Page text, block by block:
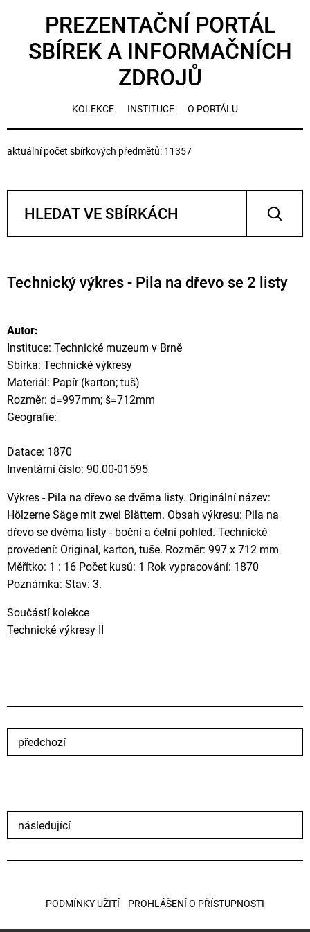
PREZENTAČNÍ PORTÁL
SBÍREK A INFORMAČNÍCH
ZDROJŮ
KOLEKCE INSTITUCE O PORTÁLU
aktuální počet sbírkových předmětů: 11357
Technický výkres - Pila na dřevo se 2 listy
Autor:
Instituce: Technické muzeum v Brně
Sbírka: Technické výkresy
Materiál: Papír (karton; tuš)
Rozměr: d=997mm; š=712mm
Geografie:
Datace: 1870
Inventární číslo: 90.00-01595
Výkres - Pila na dřevo se dvěma listy. Originální název:
Hölzerne Säge mit zwei Blättern. Obsah výkresu: Pila na
dřevo se dvěma listy - boční a čelní pohled. Technické
provedení: Original, karton, tuše. Rozměr: 997 x 712 mm
Měřítko: 1 : 16 Počet kusů: 1 Rok vypracování: 1870
Poznámka: Stav: 3.
Součástí kolekce
Technické výkresy II
předchozí
následující
PODMÍNKY UŽITÍ PROHLÁŠENÍ O PŘÍSTUPNOSTI